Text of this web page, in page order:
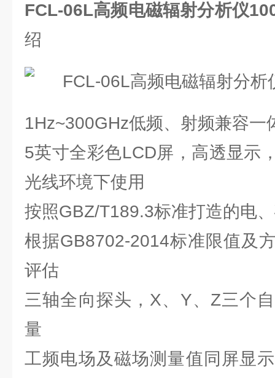
FCL-06L高频电磁辐射分析仪
绍
1Hz~300GHz低频、射频兼容一
5英寸全彩色LCD屏，高透显示
光线环境下使用
按照GBZ/T189.3标准打造的电
根据GB8702-2014标准限值及
评估
三轴全向探头，X、Y、Z三个
量
工频电场及磁场测量值同屏显